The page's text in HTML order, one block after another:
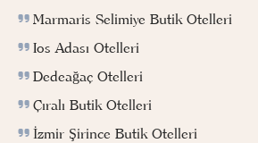
Marmaris Selimiye Butik Otelleri
Ios Adası Otelleri
Dedeağaç Otelleri
Çıralı Butik Otelleri
İzmir Şirince Butik Otelleri